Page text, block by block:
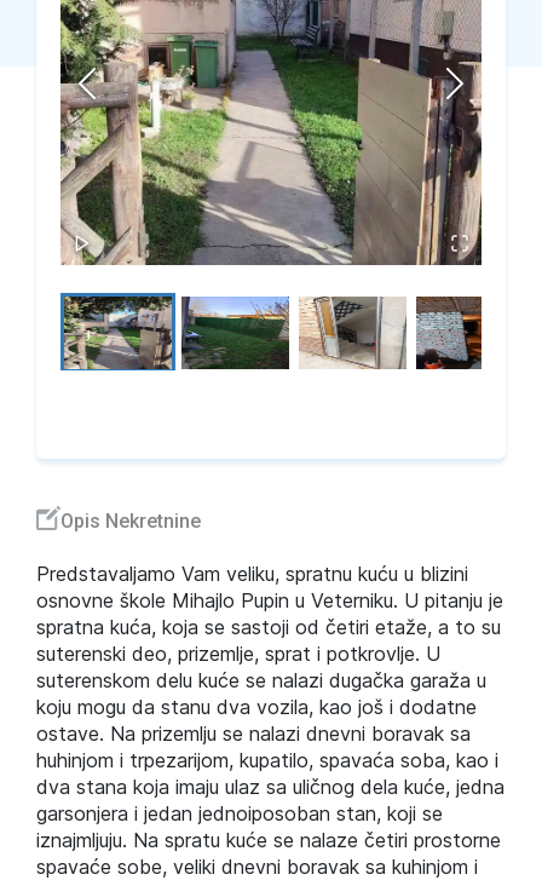
Opis Nekretnine
Predstavaljamo Vam veliku, spratnu kuću u blizini
osnovne škole Mihajlo Pupin u Veterniku. U pitanju je
spratna kuća, koja se sastoji od četiri etaže, a to su
suterenski deo, prizemlje, sprat i potkrovlje. U
suterenskom delu kuće se nalazi dugačka garaža u
koju mogu da stanu dva vozila, kao još i dodatne
ostave. Na prizemlju se nalazi dnevni boravak sa
huhinjom i trpezarijom, kupatilo, spavaća soba, kao i
dva stana koja imaju ulaz sa uličnog dela kuće, jedna
garsonjera i jedan jednoiposoban stan, koji se
iznajmljuju. Na spratu kuće se nalaze četiri prostorne
spavaće sobe, veliki dnevni boravak sa kuhinjom i